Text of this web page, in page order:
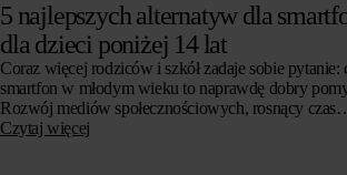
5 najlepszych alternatyw dla
dla dzieci poniżej 14 lat
Coraz więcej rodziców i szkół zadaje sobie pytanie:
smartfon w młodym wieku to naprawdę dobry
Rozwój mediów społecznościowych, rosnący czas
spędzany przed ekranem i obawy o zdrowie
Czytaj więcej